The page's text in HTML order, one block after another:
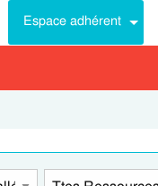
Espace adhérent